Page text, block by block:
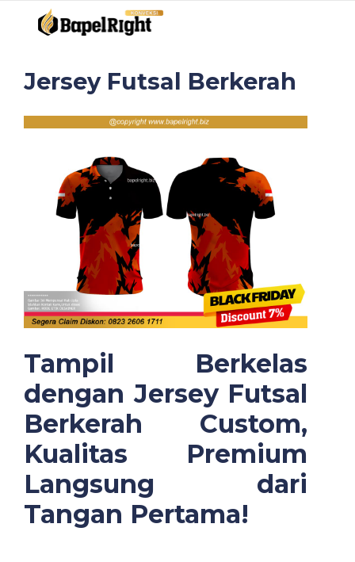
Jersey Futsal Berkerah
Tampil Berkelas
dengan Jersey Futsal
Berkerah Custom,
Kualitas Premium
Langsung dari
Tangan Pertama!